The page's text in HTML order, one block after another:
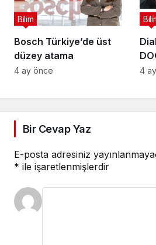
Bosch Türkiye’de üst
düzey atama
Bilim
4 ay önce 4
Bir Cevap Yaz
E-posta adresiniz
* ile işaretlenmişlerdir